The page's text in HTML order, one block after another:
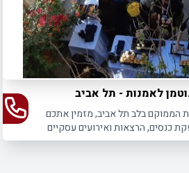
לאמנות - תל אביב
הממוקם בלב תל אביב, מזמין אתכם
כנסים, הרצאות ואירועים עסקיים
בתל אביב.